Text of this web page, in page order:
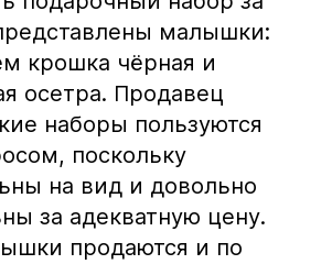
малышки:
крошка чёрная и
осетра. Продавец
наборы пользуются
поскольку
на вид и довольно
за адекватную цену.
продаются и по